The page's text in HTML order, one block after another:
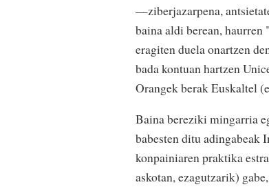
—ziberjazarpena,
baina aldi berean,
eragiten duela onartzen
bada kontuan hartzen
Orangek berak Euskaltel
Baina bereziki mingarria
babesten ditu adingabeak
konpainiaren praktika
askotan, ezagutzarik)